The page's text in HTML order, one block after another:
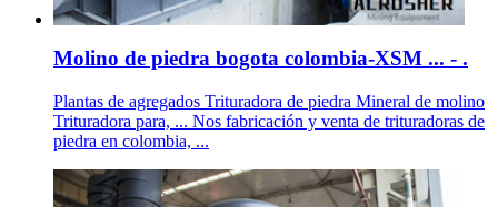
Molino de piedra bogota colombia-XSM ... - .
Plantas de agregados Trituradora de piedra Mineral de molino
Trituradora para, ... Nos fabricación y venta de trituradoras de
piedra en colombia, ...